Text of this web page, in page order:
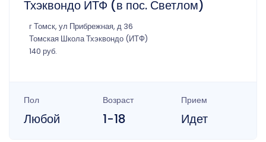
Тхэквондо ИТФ (в пос. Светлом)
г Томск, ул Прибрежная, д 36
Томская Школа Тхэквондо (ИТФ)
140 руб.
Пол
Любой
Возраст
1-18
Прием
Идет